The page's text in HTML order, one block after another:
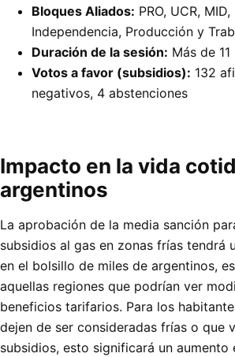
Bloques Aliados: PRO, UCR,
Independencia, Producción y
Duración de la sesión: Más de
Votos a favor (subsidios): 132
negativos, 4 abstenciones
Impacto en la vida
argentinos
La aprobación de la media sanción
subsidios al gas en zonas frías tendrá
en el bolsillo de miles de argentinos,
aquellas regiones que podrían ver
beneficios tarifarios. Para los
dejen de ser consideradas frías o que
subsidios, esto significará un